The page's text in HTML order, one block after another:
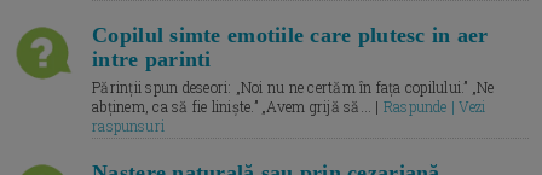
Copilul simte emotiile care plutesc in aer
intre parinti
Părinții spun deseori: „Noi nu ne certăm în fața copilului.” „Ne
abținem, ca să fie liniște.” „Avem grijă să... | Raspunde | Vezi
raspunsuri